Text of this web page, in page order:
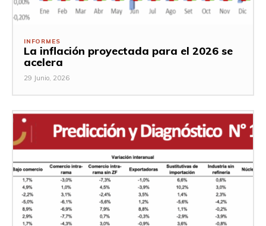
INFORMES
La inflación proyectada para el 2026 se
acelera
29 Junio, 2026